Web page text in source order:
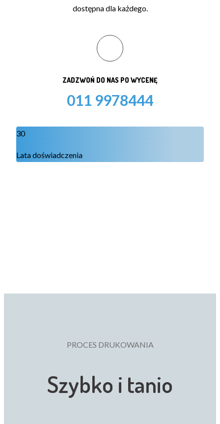
dostępna dla każdego.
ZADZWOŃ DO NAS PO WYCENĘ
011 9978444
30
Lata doświadczenia
PROCES DRUKOWANIA
Szybko i tanio